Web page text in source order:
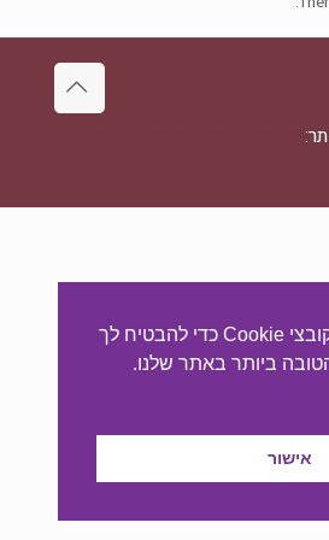
אתר זה משתמש בקובצי Cookie כדי להבטיח לך
ביותר באתר שלנו.
אישור